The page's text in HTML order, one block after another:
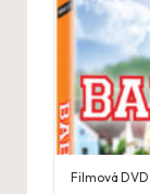
Filmová DVD